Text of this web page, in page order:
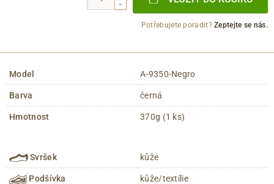
-
Potřebujete poradit?Zeptejte se nás.
Model A-9350-Negro
Barva černá
Hmotnost 370g (1 ks)
Svršek kůže
Podšívka kůže/textílie